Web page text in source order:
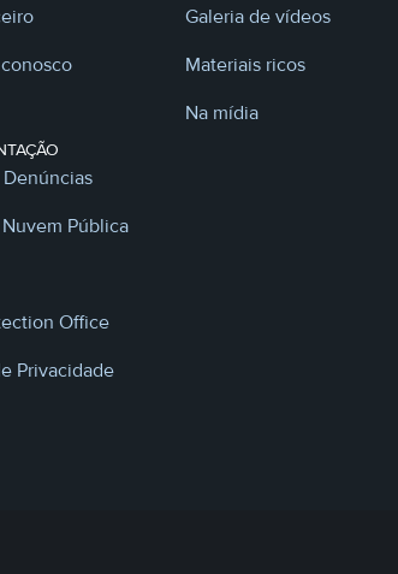
Pública
Office
Privacidade
Galeria de vídeos
Materiais ricos
Na mídia